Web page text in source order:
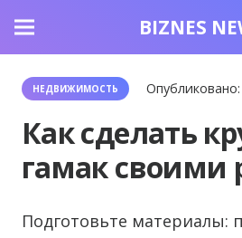
BIZNES
НЕДВИЖИМОСТЬ Опубликовано:
Как сделать
гамак своими
Подготовьте материалы: